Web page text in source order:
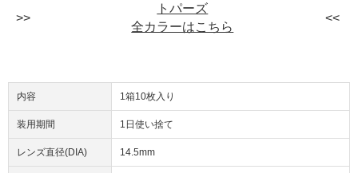
トパーズ
全カラーはこちら
内容 1箱10枚入り
装用期間 1日使い捨て
レンズ直径(DIA) 14.5mm